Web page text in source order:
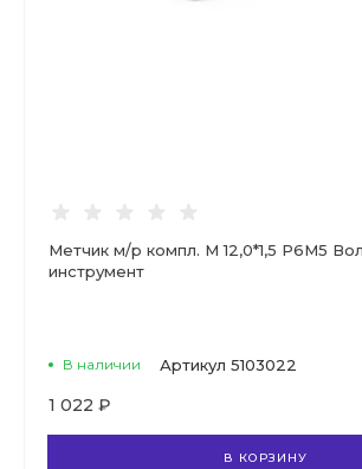
Метчик м/р компл. М 12,0*1,5 Р6М5
инструмент
В наличии Артикул 5103022
1 022 ₽
В КОРЗИНУ